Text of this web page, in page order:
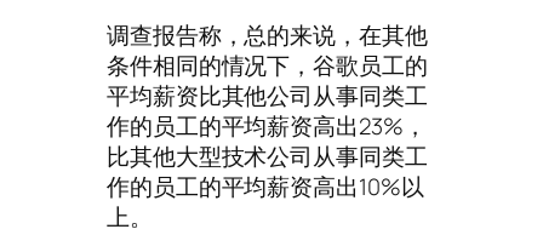
调查报告称，总的来说，在其他
条件相同的情况下，谷歌员工的
平均薪资比其他公司从事同类工
作的员工的平均薪资高出23%，
比其他大型技术公司从事同类工
作的员工的平均薪资高出10%以
上。